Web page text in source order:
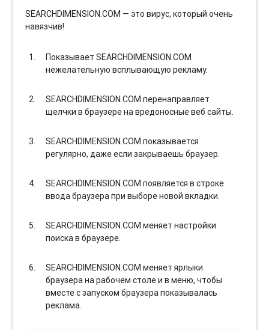
SEARCHDIMENSION.COM — это вирус, который очень
навязчив!
Показывает SEARCHDIMENSION.COM
нежелательную всплывающую рекламу.
SEARCHDIMENSION.COM перенаправляет
щелчки в браузере на вредоносные веб сайты.
SEARCHDIMENSION.COM показывается
регулярно, даже если закрываешь браузер.
SEARCHDIMENSION.COM появляется в строке
ввода браузера при выборе новой вкладки.
SEARCHDIMENSION.COM меняет настройки
поиска в браузере.
SEARCHDIMENSION.COM меняет ярлыки
браузера на рабочем столе и в меню, чтобы
вместе с запуском браузера показывалась
реклама.